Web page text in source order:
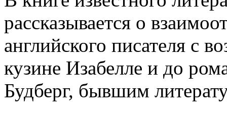
рассказывается о
английского писателя с
кузине Изабелле и до
Будберг, бывшим